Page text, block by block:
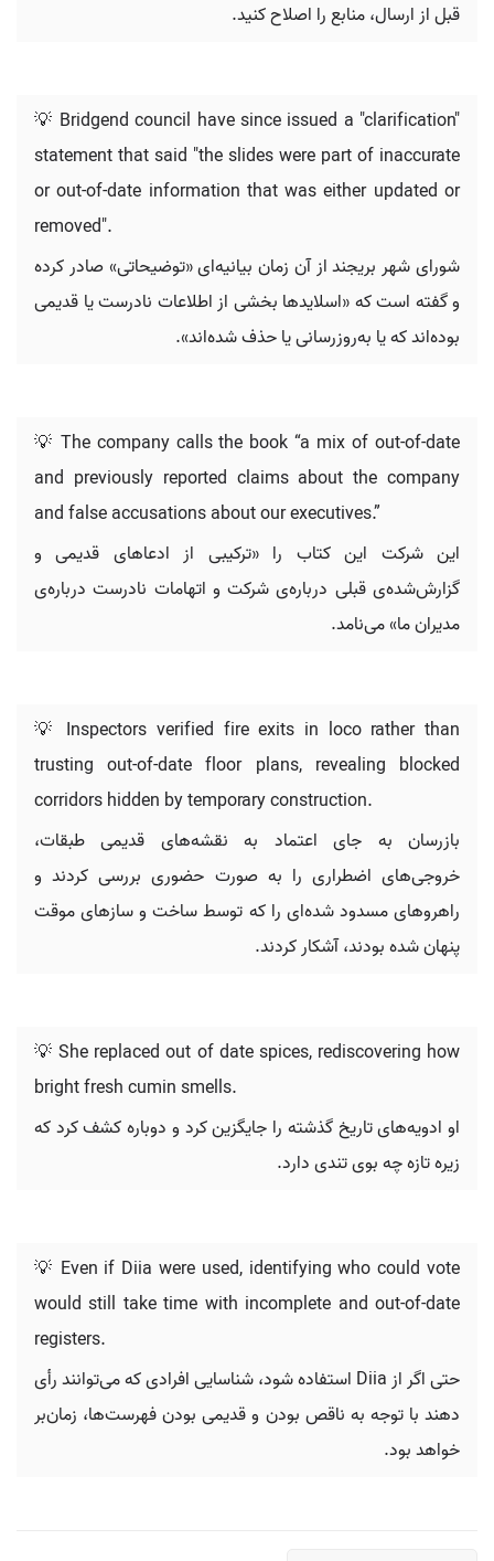
قبل از ارسال، منابع را اصلاح کنید.
💡 Bridgend council have since issued a "clarification"
statement that said "the slides were part of inaccurate
or out-of-date information that was either updated or
removed".
شورای شهر بریجند از آن زمان بیانیه‌ای «توضیحاتی» صادر کرده
و گفته است که «اسلایدها بخشی از اطلاعات نادرست یا قدیمی
بوده‌اند که یا به‌روزرسانی یا حذف شده‌اند».
💡 The company calls the book “a mix of out-of-date
and previously reported claims about the company
and false accusations about our executives.”
این شرکت این کتاب را «ترکیبی از ادعاهای قدیمی و
گزارش‌شده‌ی قبلی درباره‌ی شرکت و اتهامات نادرست درباره‌ی
مدیران ما» می‌نامد.
💡 Inspectors verified fire exits in loco rather than
trusting out-of-date floor plans, revealing blocked
corridors hidden by temporary construction.
بازرسان به جای اعتماد به نقشه‌های قدیمی طبقات،
خروجی‌های اضطراری را به صورت حضوری بررسی کردند و
راهروهای مسدود شده‌ای را که توسط ساخت و سازهای موقت
پنهان شده بودند، آشکار کردند.
💡 She replaced out of date spices, rediscovering how
bright fresh cumin smells.
او ادویه‌های تاریخ گذشته را جایگزین کرد و دوباره کشف کرد که
زیره تازه چه بوی تندی دارد.
💡 Even if Diia were used, identifying who could vote
would still take time with incomplete and out-of-date
registers.
حتی اگر از Diia استفاده شود، شناسایی افرادی که می‌توانند رأی
دهند با توجه به ناقص بودن و قدیمی بودن فهرست‌ها، زمان‌بر
خواهد بود.